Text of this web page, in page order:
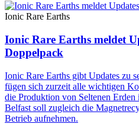
Ionic Rare Earths
Ionic Rare Earths meldet
Doppelpack
Ionic Rare Earths gibt Updates zu
fügen sich zurzeit alle wichtigen
die Produktion von Seltenen Erden
Belfast soll zugleich die
Betrieb aufnehmen.